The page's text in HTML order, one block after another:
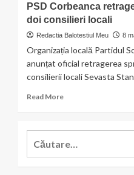
PSD Corbeanca
doi consilieri locali
Redactia Balotestiul Meu 8
Organizația locală Partidul
anunțat oficial retragerea
consilierii locali Sevasta
Read MoreRead
PSD
Corbeanca
Caută